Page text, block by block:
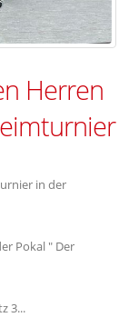
Herren
in der
Pokal " Der
3...